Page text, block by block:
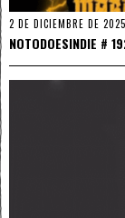
2 DE DICIEMBRE DE 2025
NOTODOESINDIE #